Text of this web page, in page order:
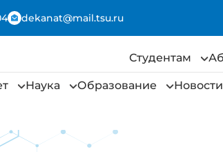
dekanat@mail.tsu.ru
Студентам
Наука Образование Новости